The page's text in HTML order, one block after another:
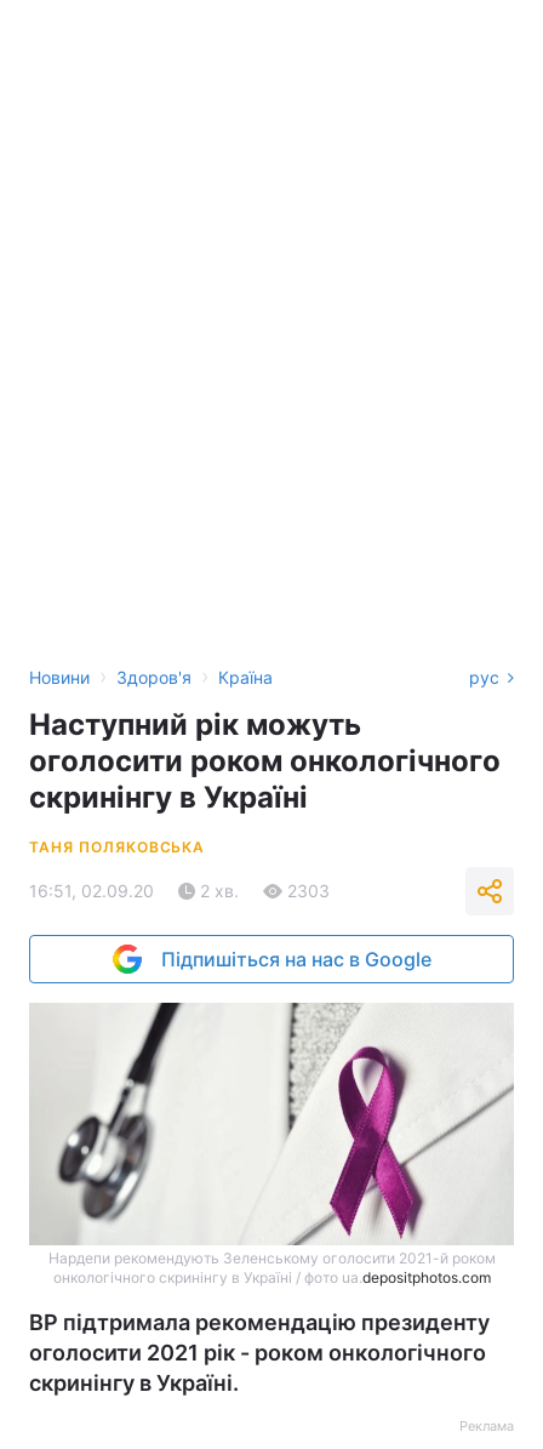
Новини › Здоров'я › Країна рус
Наступний рік можуть
оголосити роком онкологічного
скринінгу в Україні
ТАНЯ ПОЛЯКОВСЬКА
16:51, 02.09.20 2 хв. 2303
Підпишіться на нас в Google
Нардепи рекомендують Зеленському оголосити 2021-й роком
онкологічного скринінгу в Україні / фото ua.depositphotos.com
ВР підтримала рекомендацію президенту
оголосити 2021 рік - роком онкологічного
скринінгу в Україні.
Реклама